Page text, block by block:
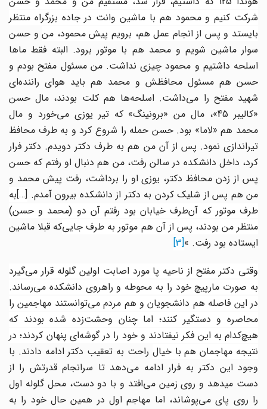
شرکت کنیم و محمود هم با ماشین وانت در جاده بزرگراه منتظر
بایستد و پس از انجام عمل هم، برویم پیش محمود، منو حسن
سوار ماشین شویم و محمد هم با موتور برود. البته فقط ماها
اسلحه داشتیم و محمود چیزی نداشت. من مسئول مفتح بودم و
حسن هم مسئول محافظش و محمد هم باید هوای راننده‌ای
شهید مفتح را می‌‌داشت. اسلحه‌ها هم کلت بودند، مال حسن
«کالیبر 45»، مال من «برونینگ» که تیر یوزی می‌‌خورد و مال
محمد هم «لاما» بود. حسن حمله را شروع کرد و به طرف محافظ
تیراندازی نمود. پس از آن من هم به طرف دکتر دویدم. دکتر فرار
کرد، داخل دانشکده در سالن رفت، من هم دنبال او رفتم که حسن
پس از زدن محافظ دکتر، یوزی او را برداشت، رفت پیش محمد و
من هم پس از شلیک کردن به دکتر از دانشکده بیرون آمدم.[…]به
طرف موتور که آنطرف خیابان بود رفتم آن دو (محمد و حسن)
منتظر من بودند، پس از آن هم موتور به طرف جایی‌که قبلا ماشین
ایستاده بود رفت. »[3]
وقتی دکتر مفتح از ناحیه پا مورد اصابت اولین گلوله قرار می‌‌گیرد
به صورت مارپیچ خود را به محوطه و راهروی دانشکده می‌‌رساند.
در این فاصله هم دانشجویان و هم مردم می‌‌توانستند مهاجمین را
محاصره و دستگیر کنند؛ اما چنان وحشت‌زده شده بودند که
هیچ‌کدام به این فکر نیفتادند و خود را در گوشه‌ای پنهان کردند؛ در
نتیجه مهاجمان هم با خیالراحت به تعقیب دکتر ادامه دادند. با
وجود این دکتر به فرار ادامه می‌‌دهد تا سرانجام قدرتش را از
دست میدهد و روی زمین می‌‌افتد و با دو دست، محل گلوله اول
را روی پای می‌‌پوشاند، اما مهاجم اول در همین حال خود را به